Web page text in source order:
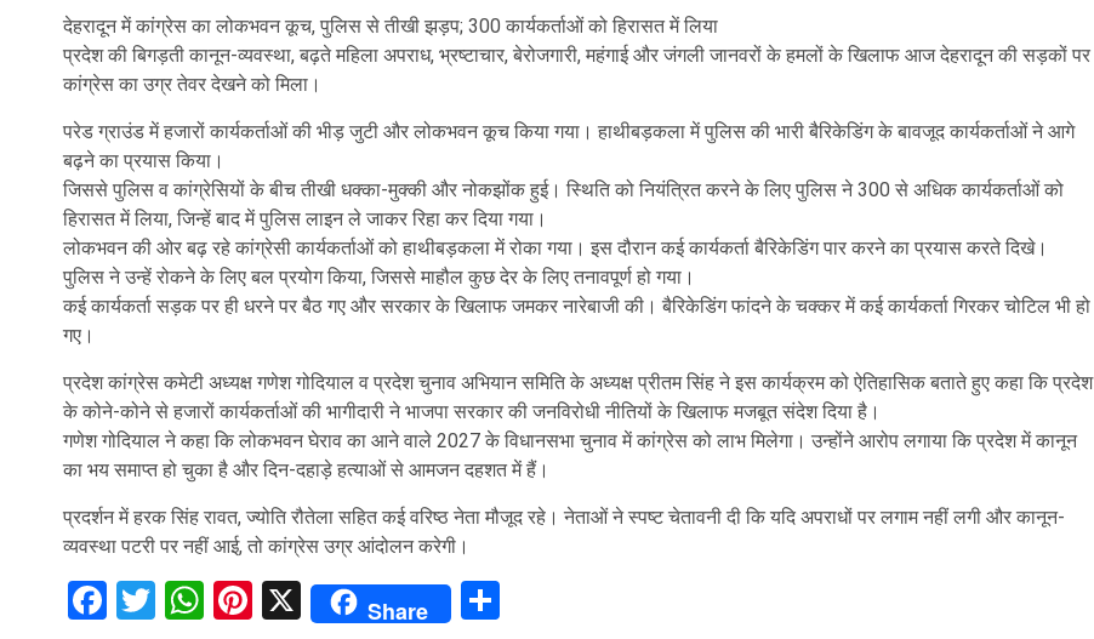
देहरादून में कांग्रेस का लोकभवन कूच, पुलिस से तीखी झड़प; 300 कार्यकर्ताओं को हिरासत में लिया
प्रदेश की बिगड़ती कानून-व्यवस्था, बढ़ते महिला अपराध, भ्रष्टाचार, बेरोजगारी, महंगाई और जंगली जानवरों के हमलों के खिलाफ आज देहरादून की सड़कों पर
कांग्रेस का उग्र तेवर देखने को मिला।
परेड ग्राउंड में हजारों कार्यकर्ताओं की भीड़ जुटी और लोकभवन कूच किया गया। हाथीबड़कला में पुलिस की भारी बैरिकेडिंग के बावजूद कार्यकर्ताओं ने आगे
बढ़ने का प्रयास किया।
जिससे पुलिस व कांग्रेसियों के बीच तीखी धक्का-मुक्की और नोकझोंक हुई। स्थिति को नियंत्रित करने के लिए पुलिस ने 300 से अधिक कार्यकर्ताओं को
हिरासत में लिया, जिन्हें बाद में पुलिस लाइन ले जाकर रिहा कर दिया गया।
लोकभवन की ओर बढ़ रहे कांग्रेसी कार्यकर्ताओं को हाथीबड़कला में रोका गया। इस दौरान कई कार्यकर्ता बैरिकेडिंग पार करने का प्रयास करते दिखे।
पुलिस ने उन्हें रोकने के लिए बल प्रयोग किया, जिससे माहौल कुछ देर के लिए तनावपूर्ण हो गया।
कई कार्यकर्ता सड़क पर ही धरने पर बैठ गए और सरकार के खिलाफ जमकर नारेबाजी की। बैरिकेडिंग फांदने के चक्कर में कई कार्यकर्ता गिरकर चोटिल भी हो
गए।
प्रदेश कांग्रेस कमेटी अध्यक्ष गणेश गोदियाल व प्रदेश चुनाव अभियान समिति के अध्यक्ष प्रीतम सिंह ने इस कार्यक्रम को ऐतिहासिक बताते हुए कहा कि प्रदेश
के कोने-कोने से हजारों कार्यकर्ताओं की भागीदारी ने भाजपा सरकार की जनविरोधी नीतियों के खिलाफ मजबूत संदेश दिया है।
गणेश गोदियाल ने कहा कि लोकभवन घेराव का आने वाले 2027 के विधानसभा चुनाव में कांग्रेस को लाभ मिलेगा। उन्होंने आरोप लगाया कि प्रदेश में कानून
का भय समाप्त हो चुका है और दिन-दहाड़े हत्याओं से आमजन दहशत में हैं।
प्रदर्शन में हरक सिंह रावत, ज्योति रौतेला सहित कई वरिष्ठ नेता मौजूद रहे। नेताओं ने स्पष्ट चेतावनी दी कि यदि अपराधों पर लगाम नहीं लगी और कानून-
व्यवस्था पटरी पर नहीं आई, तो कांग्रेस उग्र आंदोलन करेगी।
Facebook
Twitter
WhatsApp
Pinterest
X Share